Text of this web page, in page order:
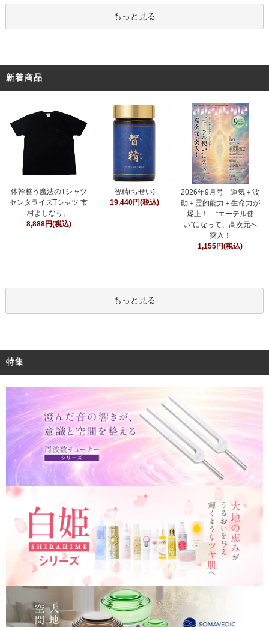
もっと見る
新着商品
体幹整う魔法のTシャツ
センタライズTシャツ 市
村よしなり。
8,888円(税込)
智精(ちせい)
19,440円(税込)
2026年9月号 運気＋波
動＋霊的能力＋生命力が
爆上！ “エーテル使
い”になって、高次元へ
突入！
1,155円(税込)
もっと見る
特集